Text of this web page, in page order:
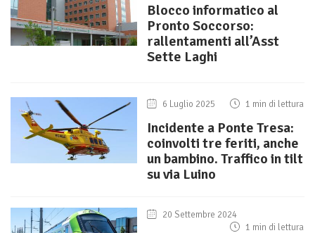
Blocco informatico al
Pronto Soccorso:
rallentamenti all’Asst
Sette Laghi
6 Luglio 2025 1 min di lettura
Incidente a Ponte Tresa:
coinvolti tre feriti, anche
un bambino. Traffico in tilt
su via Luino
20 Settembre 2024
1 min di lettura